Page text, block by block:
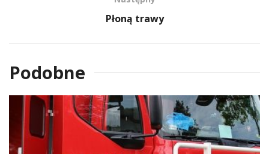
Płoną trawy
Podobne